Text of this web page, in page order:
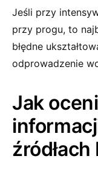
Jeśli przy
przy progu, to
błędne
odprowadzenie
Jak